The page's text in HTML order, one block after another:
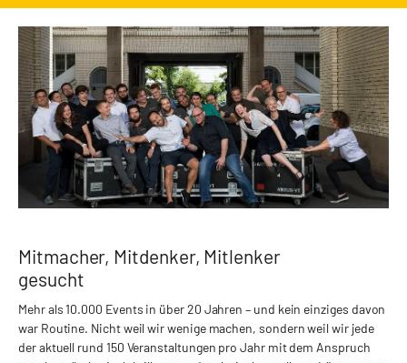
Mitmacher, Mitdenker, Mitlenker
gesucht
Mehr als 10.000 Events in über 20 Jahren – und kein einziges davon
war Routine. Nicht weil wir wenige machen, sondern weil wir jede
der aktuell rund 150 Veranstaltungen pro Jahr mit dem Anspruch